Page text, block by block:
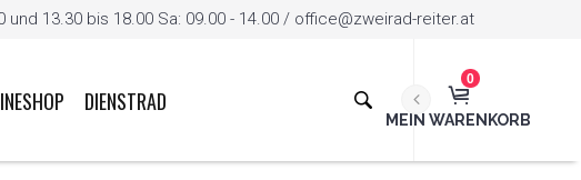
13.30 bis 18.00 Sa: 09.00 - 14.00 / office@zweirad-reiter.at
0
MEIN WARENKORB
DIENSTRAD